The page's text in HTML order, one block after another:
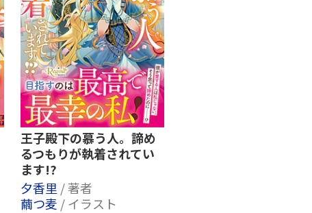
王子殿下の慕う人。諦め
るつもりが執着されてい
ます!?
夕香里 / 著者
繭つ麦 / イラスト